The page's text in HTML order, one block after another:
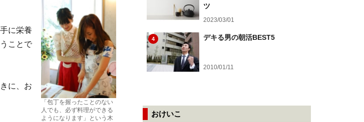
「包丁を握ったことのない
人でも、必ず料理ができる
ようになります」という木
に栄養
ことで
に、お
ツ
2023/03/01
4 デキる男の朝活BEST5
2010/01/11
おけいこ